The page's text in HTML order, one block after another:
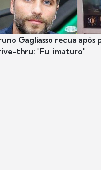
Gagliasso recua após
thru: "Fui imaturo"